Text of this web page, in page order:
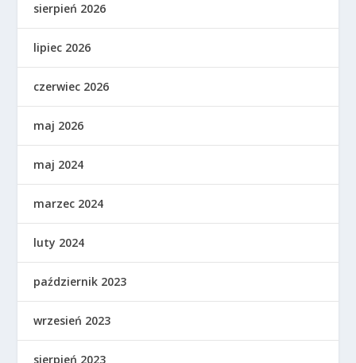
sierpień 2026
lipiec 2026
czerwiec 2026
maj 2026
maj 2024
marzec 2024
luty 2024
październik 2023
wrzesień 2023
sierpień 2023